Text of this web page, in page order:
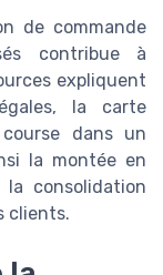
de commande
contribue à
expliquent
la carte
dans un
la montée en
consolidation
clients.